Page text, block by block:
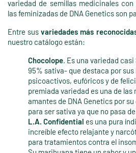
variedad de semillas medicinales
las feminizadas de DNA Genetics son
Entre susvariedades más
nuestro catálogo están:
Chocolope. Es una variedad
95% sativa- que destaca por
psicoactivos, eufóricos y de
premiada variedad es una de las
amantes de DNA Genetics por
para ser sativa ya que no pasa
L.A. Confidential es una pura
increíble efecto relajante y
para tratamientos contra el